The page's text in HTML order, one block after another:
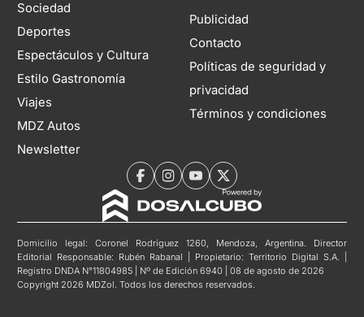
Sociedad
Deportes
Espectáculos y Cultura
Estilo Gastronomía
Viajes
MDZ Autos
Newsletter
Publicidad
Contacto
Políticas de seguridad y
privacidad
Términos y condiciones
Domicilio legal: Coronel Rodríguez 1260, Mendoza, Argentina. Director
Editorial Responsable: Rubén Rabanal | Propietario: Territorio Digital S.A. |
Registro DNDA N°11804985 | Nº de Edición 6940 | 08 de agosto de 2026
Copyright 2026 MDZol. Todos los derechos reservados.